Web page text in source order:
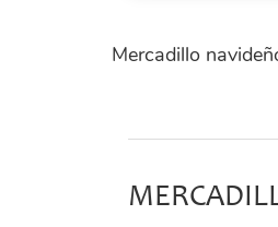
Mercadillo